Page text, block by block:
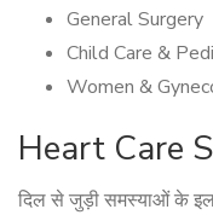
General Surgery
Child Care &
Women &
Heart Care
दिल से जुड़ी समस्याओं के